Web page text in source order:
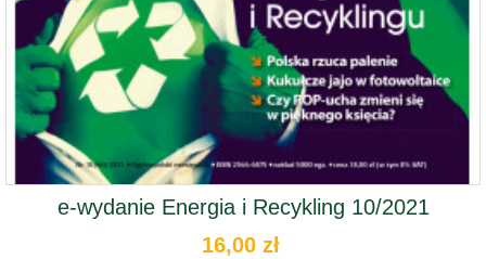
e-wydanie Energia i Recykling 10/2021
16,00 zł